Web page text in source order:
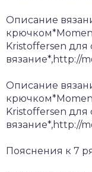
Описание
Kristoffersen для
вязание*,http://
Описание
Kristoffersen для
вязание*,http://
Пояснения к 7